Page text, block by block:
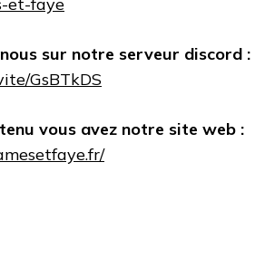
et-faye
sur notre serveur discord :
GsBTkDS
vous avez notre site web :